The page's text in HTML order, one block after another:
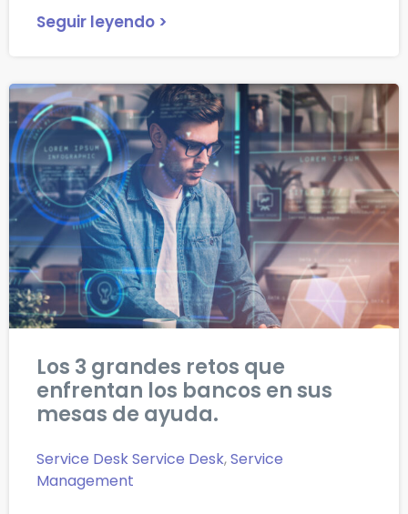
Seguir leyendo >
Los 3 grandes retos que
enfrentan los bancos en sus
mesas de ayuda.
Service DeskService Desk,Service
Management